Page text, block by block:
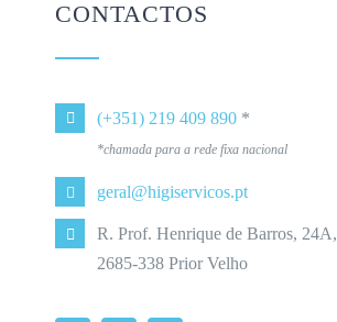
CONTACTOS
(+351) 219 409 890 *
*chamada para a rede fixa nacional
geral@higiservicos.pt
R. Prof. Henrique de Barros, 24A,
2685-338 Prior Velho